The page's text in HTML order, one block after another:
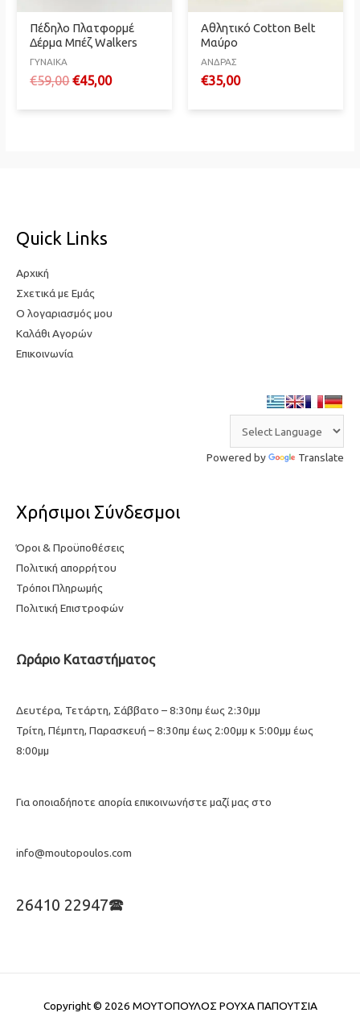
Πέδηλο Πλατφορμέ
Δέρμα Μπέζ Walkers
ΓΥΝΑΙΚΑ
€59,00Original
was:
€45,00Η
τιμή
Αθλητικό Cotton Belt
Μαύρο
ΑΝΔΡΑΣ
€35,00
Quick Links
Αρχική
Σχετικά με Εμάς
Ο λογαριασμός μου
Καλάθι Αγορών
Επικοινωνία
Powered by Translate
Χρήσιμοι Σύνδεσμοι
Όροι & Προϋποθέσεις
Πολιτική απορρήτου
Τρόποι Πληρωμής
Πολιτική Επιστροφών
Ωράριο Καταστήματος
Δευτέρα, Τετάρτη, Σάββατο – 8:30πμ έως 2:30μμ
Τρίτη, Πέμπτη, Παρασκευή – 8:30πμ έως 2:00μμ κ 5:00μμ έως
8:00μμ
Για οποιαδήποτε απορία επικοινωνήστε μαζί μας στο
info@moutopoulos.com
26410 22947🕿
Copyright © 2026 ΜΟΥΤΟΠΟΥΛΟΣ ΡΟΥΧΑ ΠΑΠΟΥΤΣΙΑ